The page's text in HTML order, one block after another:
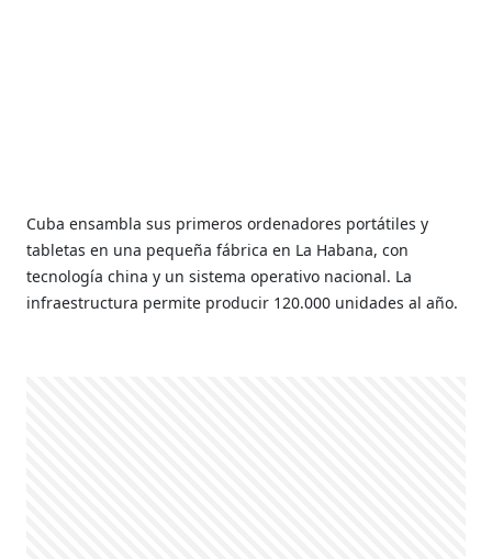
Cuba ensambla sus primeros ordenadores portátiles y
tabletas en una pequeña fábrica en La Habana, con
tecnología china y un sistema operativo nacional. La
infraestructura permite producir 120.000 unidades al año.